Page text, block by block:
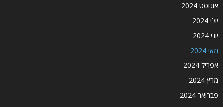
אוגוסט 2024
יולי 2024
יוני 2024
מאי 2024
אפריל 2024
מרץ 2024
פברואר 2024